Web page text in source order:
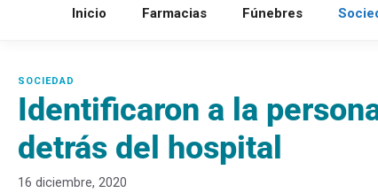
Inicio Farmacias Fúnebres
Identificaron a la
detrás del hospital
16 diciembre, 2020